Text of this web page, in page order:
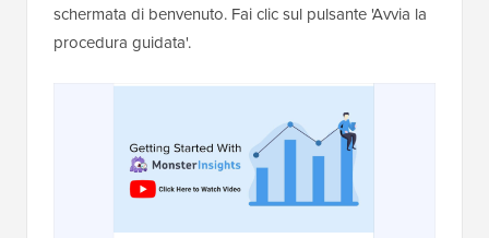
schermata di benvenuto. Fai clic sul pulsante 'Avvia la
procedura guidata'.